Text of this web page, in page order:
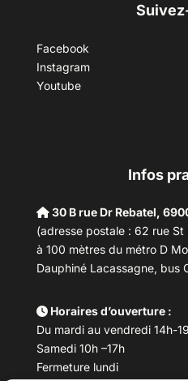
Facebook
Instagram
Youtube
Infos
30 B rue Dr Rebatel,
(adresse postale : 62 rue
à 100 mètres du métro D
Dauphiné Lacassagne, bus
Horaires d’ouverture :
Du mardi au vendredi 14h-
Samedi 10h –17h
Fermeture lundi